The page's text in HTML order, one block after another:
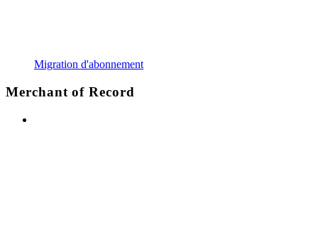
Migration d'abonnement
Merchant of Record